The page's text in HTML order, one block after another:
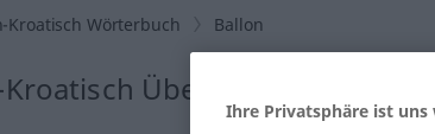
Kroatisch Wörterbuch Ballon
Übersetzung für
Ihre Privatsphäre ist uns